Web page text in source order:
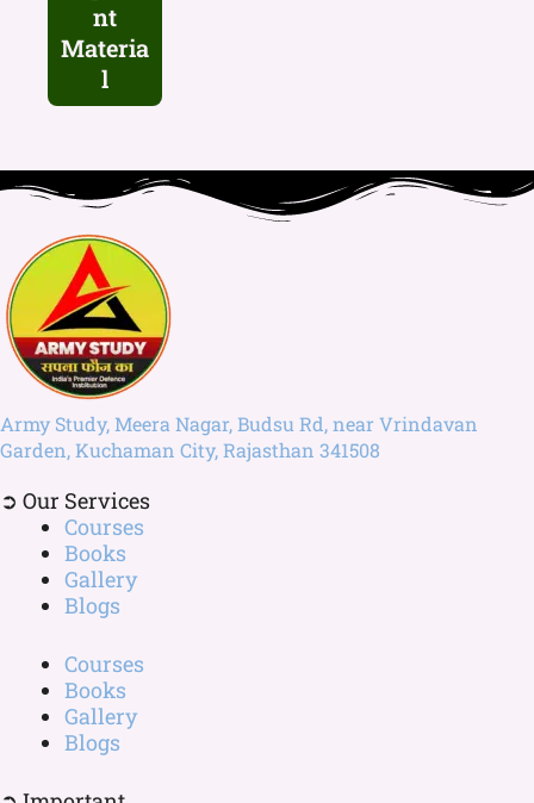
nt
Materia
l
Army Study, Meera Nagar, Budsu Rd, near Vrindavan
Garden, Kuchaman City, Rajasthan 341508
➲ Our Services
Courses
Books
Gallery
Blogs
Courses
Books
Gallery
Blogs